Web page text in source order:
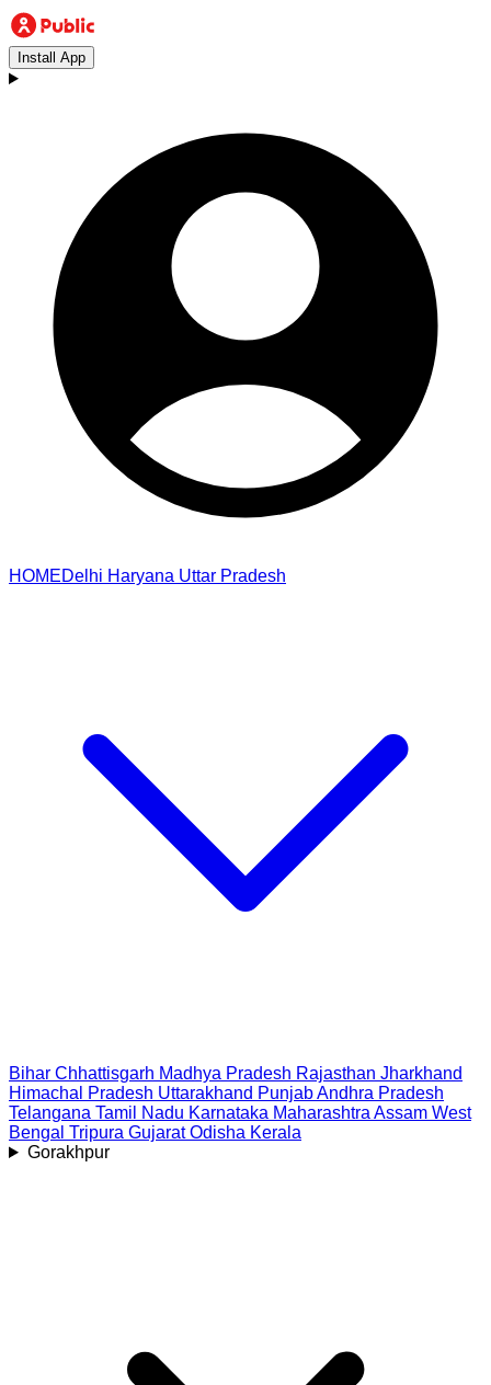
Install App
HOMEDelhi Haryana Uttar Pradesh
Bihar Chhattisgarh Madhya Pradesh Rajasthan Jharkhand
Himachal Pradesh Uttarakhand PunjabAndhra Pradesh
Telangana Tamil Nadu Karnataka Maharashtra Assam West
Bengal Tripura Gujarat Odisha Kerala
Gorakhpur